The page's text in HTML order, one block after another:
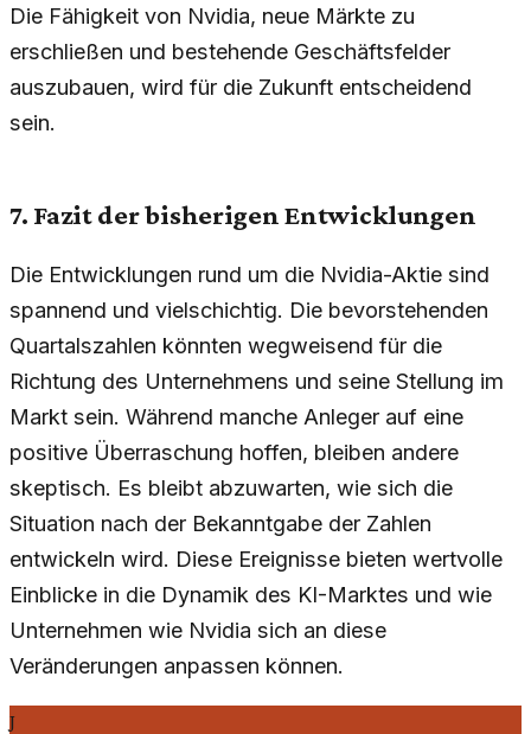
Die Fähigkeit von Nvidia, neue Märkte zu
erschließen und bestehende Geschäftsfelder
auszubauen, wird für die Zukunft entscheidend
sein.
7. Fazit der bisherigen Entwicklungen
Die Entwicklungen rund um die Nvidia-Aktie sind
spannend und vielschichtig. Die bevorstehenden
Quartalszahlen könnten wegweisend für die
Richtung des Unternehmens und seine Stellung im
Markt sein. Während manche Anleger auf eine
positive Überraschung hoffen, bleiben andere
skeptisch. Es bleibt abzuwarten, wie sich die
Situation nach der Bekanntgabe der Zahlen
entwickeln wird. Diese Ereignisse bieten wertvolle
Einblicke in die Dynamik des KI-Marktes und wie
Unternehmen wie Nvidia sich an diese
Veränderungen anpassen können.
J